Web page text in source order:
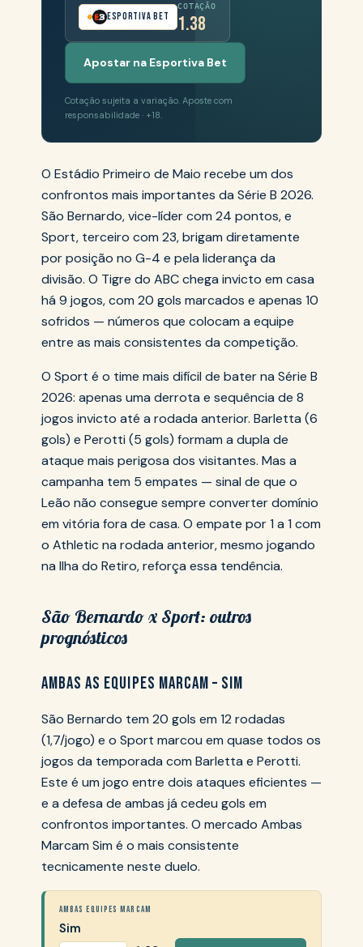
Esportiva Bet
COTAÇÃO
1.38
Apostar na Esportiva Bet
Cotação sujeita a variação. Aposte com
responsabilidade · +18.
O Estádio Primeiro de Maio recebe um dos
confrontos mais importantes da Série B 2026.
São Bernardo, vice-líder com 24 pontos, e
Sport, terceiro com 23, brigam diretamente
por posição no G-4 e pela liderança da
divisão. O Tigre do ABC chega invicto em casa
há 9 jogos, com 20 gols marcados e apenas 10
sofridos — números que colocam a equipe
entre as mais consistentes da competição.
O Sport é o time mais difícil de bater na Série B
2026: apenas uma derrota e sequência de 8
jogos invicto até a rodada anterior. Barletta (6
gols) e Perotti (5 gols) formam a dupla de
ataque mais perigosa dos visitantes. Mas a
campanha tem 5 empates — sinal de que o
Leão não consegue sempre converter domínio
em vitória fora de casa. O empate por 1 a 1 com
o Athletic na rodada anterior, mesmo jogando
na Ilha do Retiro, reforça essa tendência.
São Bernardo x Sport: outros
prognósticos
AMBAS AS EQUIPES MARCAM – SIM
São Bernardo tem 20 gols em 12 rodadas
(1,7/jogo) e o Sport marcou em quase todos os
jogos da temporada com Barletta e Perotti.
Este é um jogo entre dois ataques eficientes —
e a defesa de ambas já cedeu gols em
confrontos importantes. O mercado Ambas
Marcam Sim é o mais consistente
tecnicamente neste duelo.
AMBAS EQUIPES MARCAM
Sim